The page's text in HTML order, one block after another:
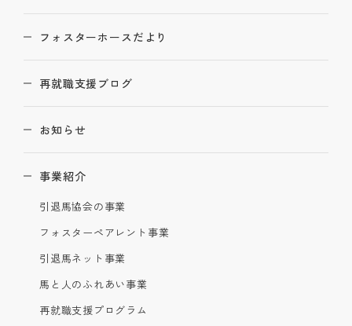
フォスターホースだより
再就職支援ブログ
お知らせ
事業紹介
引退馬協会の事業
フォスターペアレント事業
引退馬ネット事業
馬と人のふれあい事業
再就職支援プログラム